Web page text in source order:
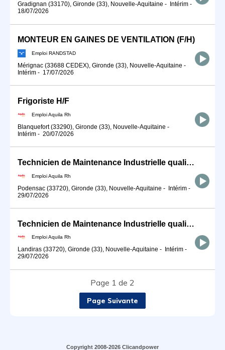
Gradignan (33170), Gironde (33), Nouvelle-Aquitaine - Intérim -
18/07/2026
MONTEUR EN GAINES DE VENTILATION (F/H)
Emploi RANDSTAD
Mérignac (33688 CEDEX), Gironde (33), Nouvelle-Aquitaine -
Intérim - 17/07/2026
Frigoriste H/F
Emploi Aquila Rh
Blanquefort (33290), Gironde (33), Nouvelle-Aquitaine -
Intérim - 20/07/2026
Technicien de Maintenance Industrielle qualifié H/F
Emploi Aquila Rh
Podensac (33720), Gironde (33), Nouvelle-Aquitaine - Intérim -
29/07/2026
Technicien de Maintenance Industrielle qualifié H/F
Emploi Aquila Rh
Landiras (33720), Gironde (33), Nouvelle-Aquitaine - Intérim -
29/07/2026
Page 1 de 2
Page Suivante
Copyright 2008-2026 Clicandpower